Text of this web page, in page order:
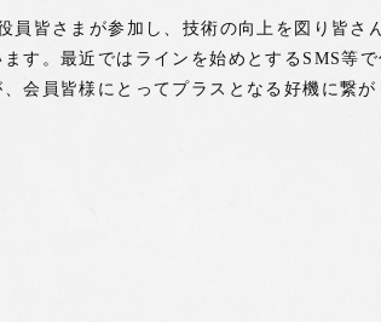
員皆さまが参加し、技術の向上を図り皆さ
す。最近ではラインを始めとするSMS等
会員皆様にとってプラスとなる好機に繋